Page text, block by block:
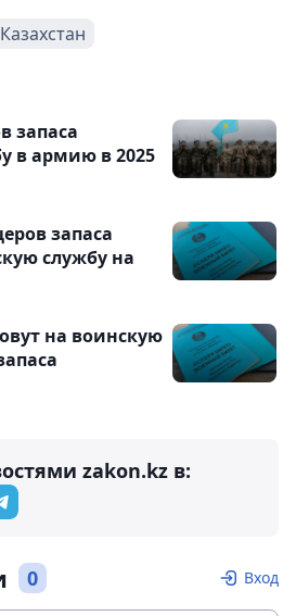
Казахстан
запаса
в армию в 2025
запаса
службу на
на воинскую
zakon.kz в:
0 Вход